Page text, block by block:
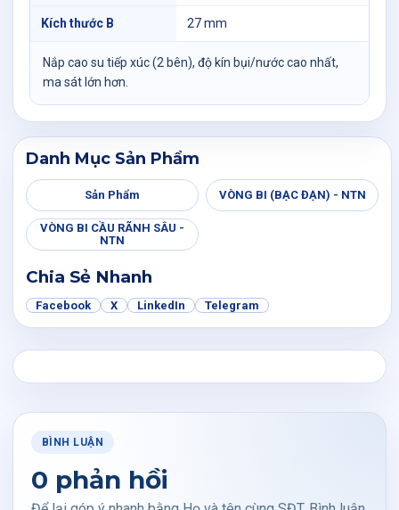
Kích thước B 27 mm
Nắp cao su tiếp xúc (2 bên), độ kín bụi/nước cao nhất,
ma sát lớn hơn.
Danh Mục Sản Phẩm
Sản Phẩm VÒNG BI (BẠC ĐẠN) - NTN
VÒNG BI CẦU RÃNH SÂU -
NTN
Chia Sẻ Nhanh
Facebook X LinkedIn Telegram
BÌNH LUẬN
0 phản hồi